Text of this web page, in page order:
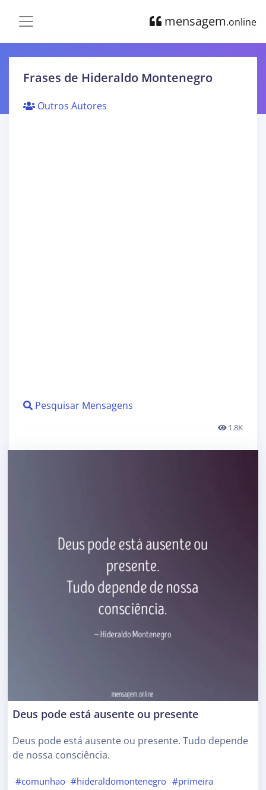
mensagem.online
Frases de Hideraldo Montenegro
Outros Autores
Pesquisar Mensagens
1.8K
Deus pode está ausente ou presente
Deus pode está ausente ou presente. Tudo depende
de nossa consciência.
#comunhao #hideraldomontenegro #primeira